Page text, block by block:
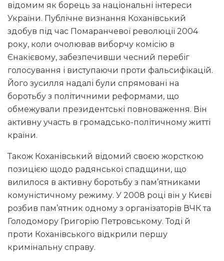
відомим як борець за національні інтереси
України. Публічне визнання Коханівський
здобув під час Помаранчевої революції 2004
року, коли очолював виборчу комісію в
Єнакієвому, забезпечивши чесний перебіг
голосування і виступаючи проти фальсифікацій.
Його зусилля надалі були спрямовані на
боротьбу з політичними реформами, що
обмежували президентські повноваження. Він
активну участь в громадсько-політичному житті
країни.
Також Коханівський відомий своєю жорсткою
позицією щодо радянської спадщини, що
вилилося в активну боротьбу з пам’ятниками
комуністичному режиму. У 2008 році він у Києві
розбив пам’ятник одному з організаторів ВЧК та
Голодомору Григорію Петровському. Тоді й
проти Коханівського відкрили першу
кримінальну справу.